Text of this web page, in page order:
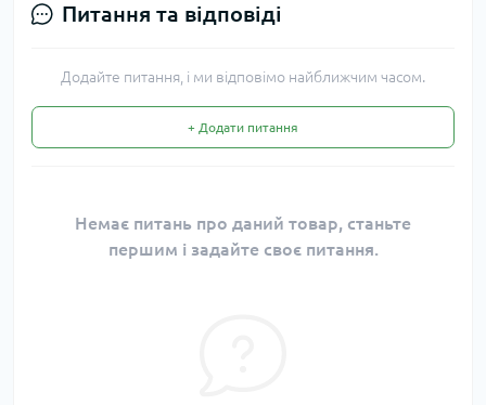
Питання та відповіді
Додайте питання, і ми відповімо найближчим часом.
+ Додати питання
Немає питань про даний товар, станьте
першим і задайте своє питання.